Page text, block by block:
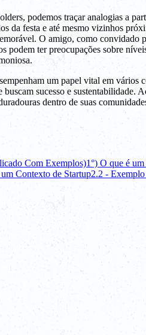
podemos traçar analogias a
da festa e até mesmo vizinhos
O amigo, como convidado
podem ter preocupações sobre
um papel vital em vários
buscam sucesso e sustentabilidade.
dentro de suas
Com Exemplos)1°) O que é
Contexto de Startup2.2 -